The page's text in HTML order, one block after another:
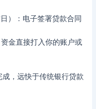
日）：电子签署贷款合同
资金直接打入你的账户或
成，远快于传统银行贷款